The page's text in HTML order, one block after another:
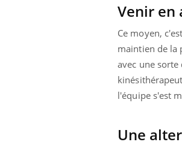
Venir en
Ce moyen,
maintien de la
avec une
l'équipe s'est
Une